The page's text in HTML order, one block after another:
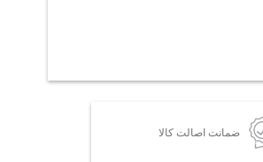
ضمانت اصالت کالا